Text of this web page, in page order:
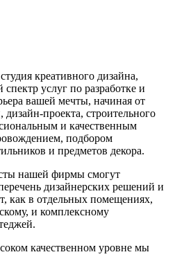
креативного дизайна,
услуг по разработке и
вашей мечты, начиная от
проекта, строительного
и качественным
подбором
и предметов декора.
нашей фирмы смогут
дизайнерских решений и
как в отдельных помещениях,
и комплексному
качественном уровне мы